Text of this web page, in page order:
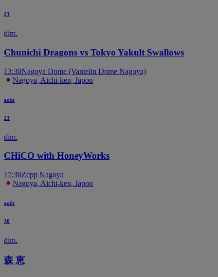
23
dim.
Chunichi Dragons vs Tokyo Yakult Swallows
13:30Nagoya Dome (Vantelin Dome Nagoya)
Nagoya, Aichi-ken, Japon
août
23
dim.
CHiCO with HoneyWorks
17:30Zepp Nagoya
Nagoya, Aichi-ken, Japon
août
30
dim.
森 恵